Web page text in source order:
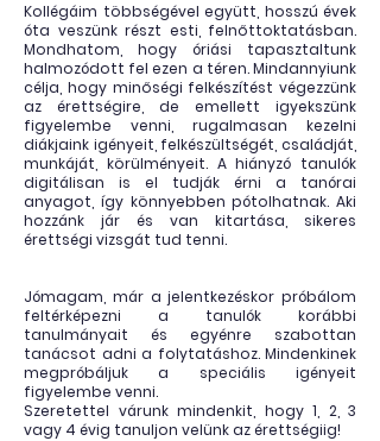
Kollégáim többségével együtt, hosszú évek
óta veszünk részt esti, felnőttoktatásban.
Mondhatom, hogy óriási tapasztaltunk
halmozódott fel ezen a téren. Mindannyiunk
célja, hogy minőségi felkészítést végezzünk
az érettségire, de emellett igyekszünk
figyelembe venni, rugalmasan kezelni
diákjaink igényeit, felkészültségét, családját,
munkáját, körülményeit. A hiányzó tanulók
digitálisan is el tudják érni a tanórai
anyagot, így könnyebben pótolhatnak. Aki
hozzánk jár és van kitartása, sikeres
érettségi vizsgát tud tenni.
Jómagam, már a jelentkezéskor próbálom
feltérképezni a tanulók korábbi
tanulmányait és egyénre szabottan
tanácsot adni a folytatáshoz. Mindenkinek
megpróbáljuk a speciális igényeit
figyelembe venni.
Szeretettel várunk mindenkit, hogy 1, 2, 3
vagy 4 évig tanuljon velünk az érettségiig!